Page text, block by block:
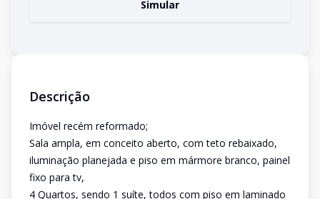
Simular
Descrição
Imóvel recém reformado;
Sala ampla, em conceito aberto, com teto rebaixado,
iluminação planejada e piso em mármore branco, painel
fixo para tv,
4 Quartos, sendo 1 suíte, todos com piso em laminado